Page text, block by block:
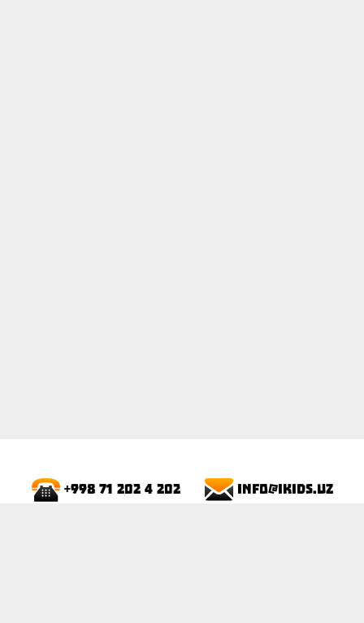
+998 71 202 4 202 info@ikids.uz